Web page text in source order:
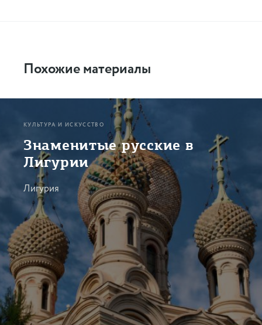
Похожие материалы
КУЛЬТУРА И ИСКУССТВО
Знаменитые русские в
Лигурии
Лигурия